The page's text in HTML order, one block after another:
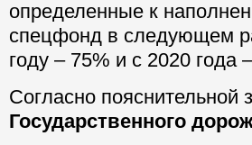
определенные к
спецфонд в следующем
году – 75% и с 2020 года
Согласно пояснительной
Государственного